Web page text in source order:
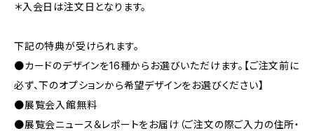
＊入会日は注文日となります。
下記の特典が受けられます。
●カードのデザインを16種からお選びいただけます。【ご注文前に
必ず、下のオプションから希望デザインをお選びください】
●展覧会入館無料
●展覧会ニュース＆レポートをお届け（ご注文の際ご入力の住所・